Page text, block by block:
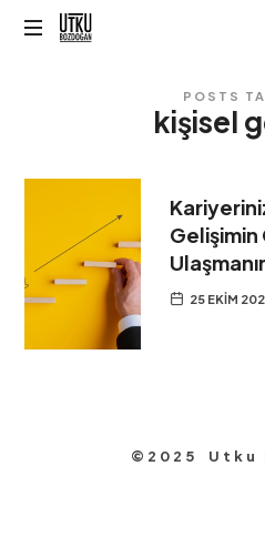
Utku
POSTS
kişisel
Gelişimin
25 EKIM
©2025 Utku